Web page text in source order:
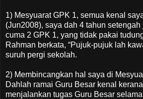
1) Mesyuarat GPK 1, semua kenal
(Jun2008), saya dah 4 tahun
cuma 2 GPK 1, yang tidak pakai
Rahman berkata, “Pujuk-pujuk lah
suruh pergi sekolah.
2) Membincangkan hal saya di
Dahlah ramai Guru Besar kenal
menjalankan tugas Guru Besar